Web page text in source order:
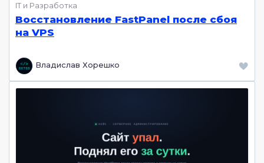
IT и Разработка
Восстановление FastPanel после сбоя
на VPS
Владислав Хорешко